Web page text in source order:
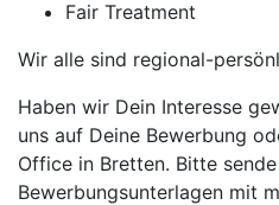
Fair Treatment
Wir alle sind regional-
Haben wir Dein Interesse
uns auf Deine Bewerbung
Office in Bretten. Bitte
Bewerbungsunterlagen mit